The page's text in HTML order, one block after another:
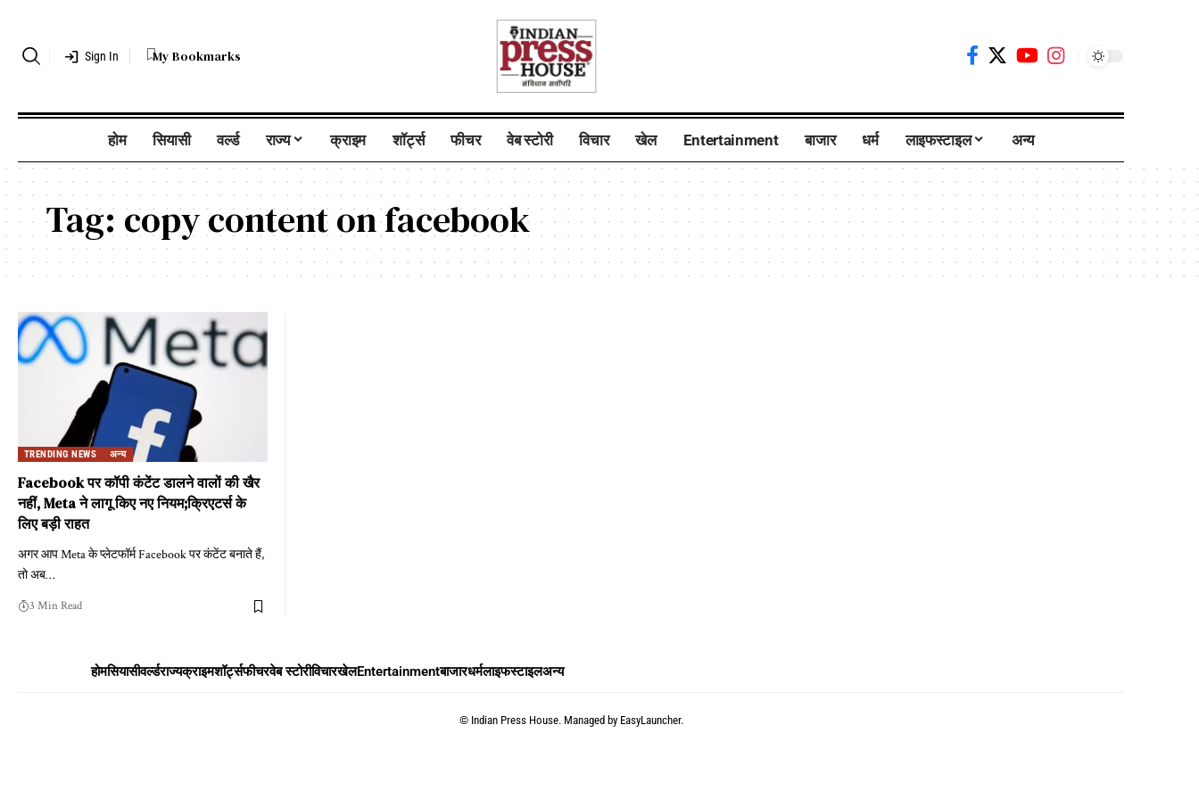
Sign In My Bookmarks
होम सियासी वर्ल्ड राज्य क्राइम शॉर्ट्स फीचर वेब स्टोरी विचार खेल Entertainment बाजार धर्म लाइफस्टाइल अन्य
Tag: copy content on facebook
TRENDING NEWS अन्य
Facebook पर कॉपी कंटेंट डालने वालों की खैर
नहीं, Meta ने लागू किए नए नियम;क्रिएटर्स के
लिए बड़ी राहत
अगर आप Meta के प्लेटफॉर्म Facebook पर कंटेंट बनाते हैं,
तो अब…
3 Min Read
होमसियासीवर्ल्डराज्यक्राइमशॉर्ट्सफीचरवेब स्टोरीविचारखेलEntertainmentबाजारधर्मलाइफस्टाइलअन्य
© Indian Press House. Managed by EasyLauncher.